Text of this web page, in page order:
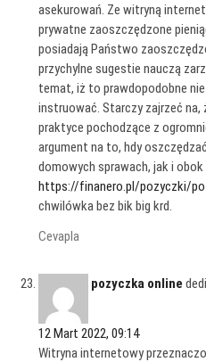
asekurowań. Ze witryną
prywatne zaoszczędzone
posiadają Państwo
przychylne sugestie nauczą
temat, iż to prawdopodobne
instruować. Starczy zajrzeć na,
praktyce pochodzące z
argument na to, hdy
domowych sprawach, jak i
https://finanero.pl/pozyczki/
chwilówka bez bik big krd.
Cevapla
pozyczka online
12 Mart 2022, 09:14
Witryna internetowy